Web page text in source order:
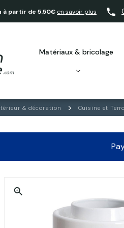
à partir de 5.50€ en savoir plus
matériaux & bricolage
& décoration Cuisine et
zoom_in